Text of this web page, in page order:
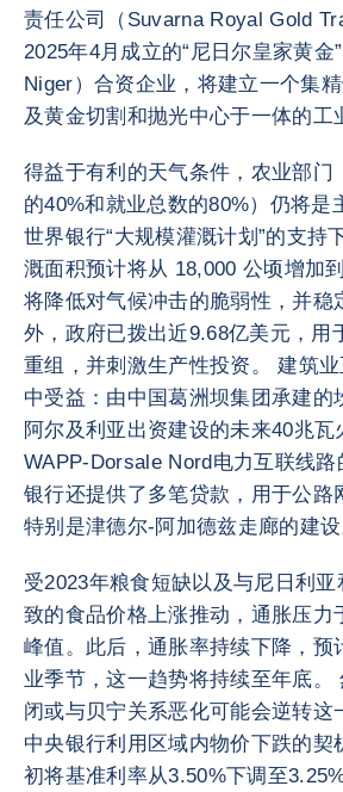
责任公司（Suvarna Royal Gold
2025年4月成立的“尼日尔皇家黄金
Niger）合资企业，将建立一个集
及黄金切割和抛光中心于一体的工
得益于有利的天气条件，农业部门
的40%和就业总数的80%）仍将是
世界银行“大规模灌溉计划”的支持
溉面积预计将从 18,000 公顷增加
将降低对气候冲击的脆弱性，并稳
外，政府已拨出近9.68亿美元，用
重组，并刺激生产性投资。 建筑
中受益：由中国葛洲坝集团承建的
阿尔及利亚出资建设的未来40兆瓦
WAPP-Dorsale Nord电力互联线
银行还提供了多笔贷款，用于公路
特别是津德尔-阿加德兹走廊的建设
受2023年粮食短缺以及与尼日利
致的食品价格上涨推动，通胀压力
峰值。此后，通胀率持续下降，预
业季节，这一趋势将持续至年底。
闭或与贝宁关系恶化可能会逆转这
中央银行利用区域内物价下跌的契
初将基准利率从3.50%下调至